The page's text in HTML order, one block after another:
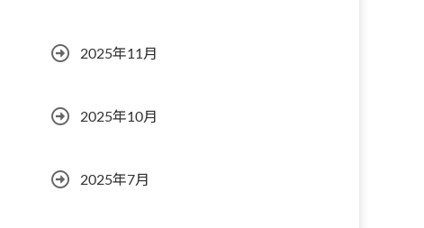
2025年11月
2025年10月
2025年7月